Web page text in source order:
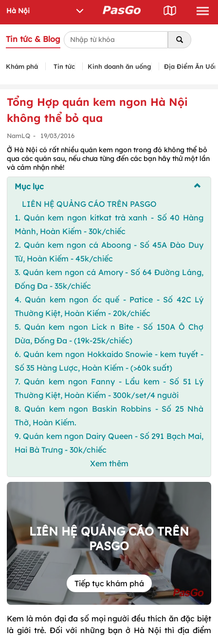
Tin tức & Blog
Khám phá Tin tức Kinh doanh ăn uống Địa Điểm Ăn
Tổng Hợp quán kem ngon Hà Nội
không thể bỏ qua
NamLQ - 19/03/2016
Ở Hà Nội có rất nhiều quán kem ngon trong đó không thể bỏ
qua các quán sau, nếu chưa từng đến các bạn hãy thử một lần
và cảm nhận nhé!
Mục lục
LIÊN HỆ QUẢNG CÁO TRÊN PASGO
1. Quán kem ngon kitkat trà xanh - Số 40 Hàng
Mành, Hoàn Kiếm - 30k/chiếc
2. Quán kem ngon cá Aboong - Số 45A Đào Duy
Từ, Hoàn Kiếm - 45k/chiếc
3. Quán kem ngon cá Amory - Số 64 Đường Láng,
Đống Đa - 35k/chiếc
4. Quán kem ngon ốc quế - Patice - Số 42C Lý
Thường Kiệt, Hoàn Kiếm - 20k/chiếc
5. Quán kem ngon Lick n Bite - Số 150A Ô Chợ
Dừa, Đống Đa - (19k-25k/chiếc)
6. Quán kem ngon Hokkaido Snowie - kem tuyết -
Số 35 Hàng Lược, Hoàn Kiếm - (>60k suất)
7. Quán kem ngon Fanny - Lẩu kem - Số 51 Lý
Thường Kiệt, Hoàn Kiếm - 300k/set/4 người
8. Quán kem ngon Baskin Robbins - Số 25 Nhà
Thờ, Hoàn Kiếm.
9. Quán kem ngon Dairy Queen - Số 291 Bạch Mai,
Hai Bà Trưng - 30k/chiếc
Xem thêm
LIÊN HỆ QUẢNG CÁO TRÊN
PASGO
Tiếp tục khám phá
Kem là món đại đa số mọi người đều thích ăn đặc biệt
là giới trẻ. Đối với những bạn ở Hà Nội thì địa điểm